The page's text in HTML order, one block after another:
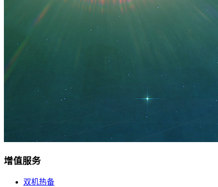
BGP机房托管
运营商直营机房
低成本算力机房
移动机房托管
机柜租用
BGP机柜租用
自建T4级别数据中心
增值服务
双机热备